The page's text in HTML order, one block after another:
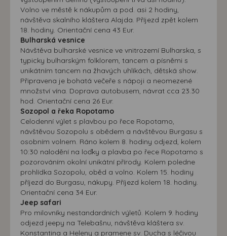
Volno ve městě k nákupům a pod. asi 2 hodiny,
návštěva skalního kláštera Alajda. Příjezd zpět kolem
18. hodiny. Orientační cena 43 Eur.
Bulharská vesnice
Návštěva bulharské vesnice ve vnitrozemí Bulharska, s
typicky bulharským folklorem, tancem a písněmi s
unikátním tancem na žhavých uhlíkách, dětská show.
Připravena je bohatá večeře s nápoji a neomezené
množství vína. Doprava autobusem, návrat cca 23.30
hod. Orientační cena 26 Eur.
Sozopol a řeka Ropotamo
Celodenní výlet s plavbou po řece Ropotamo,
návštěvou Sozopolu s obědem a návštěvou Burgasu s
osobním volnem. Ráno kolem 8. hodiny odjezd, kolem
10:30 nalodění na loďky a plavba po řece Ropotamo s
pozorováním okolní unikátní přírody. Kolem poledne
prohlídka Sozopolu, oběd a volno. Kolem 15. hodiny
příjezd do Burgasu, nákupy. Příjezd kolem 18. hodiny.
Orientační cena 34 Eur.
Jeep safari
Pro milovníky nestandardních výletů. Kolem 9. hodiny
odjezd jeepy na Telebašnu, návštěva kláštera sv.
Konstantina a Heleny a pramene sv. Ducha s léčivou